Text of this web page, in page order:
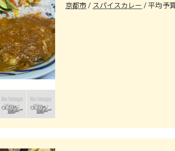
京都市 スパイスカレー 平均予